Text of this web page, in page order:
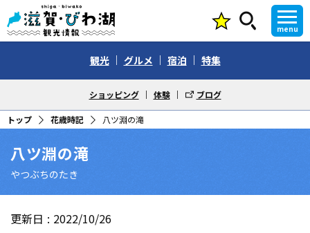
menu
観光 グルメ 宿泊 特集
ショッピング 体験 ブログ
トップ 花歳時記 八ツ淵の滝
八ツ淵の滝
やつぶちのたき
更新日 2022/10/26